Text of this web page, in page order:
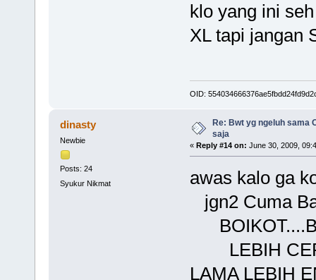
klo yang ini
XL tapi jangan
OID:
dinasty
Newbie
Posts: 24
Syukur Nikmat
Re: Bwt yg ngeluh sama
saja
« Reply #14 on: June 30, 2009,
awas kalo ga
jgn2 Cuma
LEBIH
LAMA LEBIH